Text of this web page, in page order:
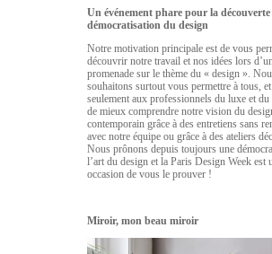
Un événement phare pour la découverte
démocratisation du design
Notre motivation principale est de vous
découvrir notre travail et nos idées lors
promenade sur le thème du « design ».
souhaitons surtout vous permettre à tous,
seulement aux professionnels du luxe et
de mieux comprendre notre vision du
contemporain grâce à des entretiens sans
avec notre équipe ou grâce à des ateliers
Nous prônons depuis toujours une
l’art du design et la Paris Design Week est
occasion de vous le prouver !
Miroir, mon beau miroir